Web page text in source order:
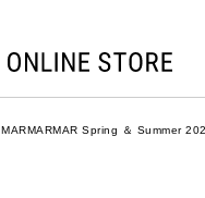
MARMARMAR Spring ＆ Summer